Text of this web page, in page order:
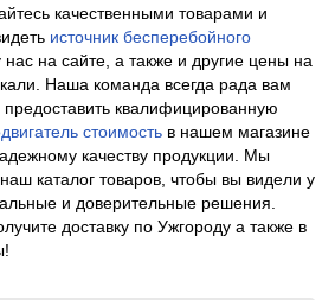
качественными товарами и
источник бесперебойного
на сайте, а также и другие цены на
Наша команда всегда рада вам
квалифицированную
стоимость в нашем магазине
качеству продукции. Мы
каталог товаров, чтобы вы видели у
и доверительные решения.
доставку по Ужгороду а также в